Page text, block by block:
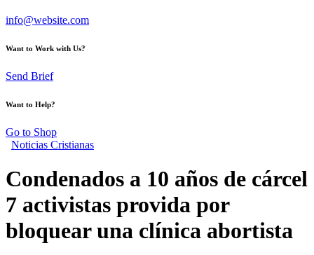
info@website.com
Want to Work with Us?
Send Brief
Want to Help?
Go to Shop
Noticias Cristianas
Condenados a 10 años de cárcel
7 activistas provida por
bloquear una clínica abortista